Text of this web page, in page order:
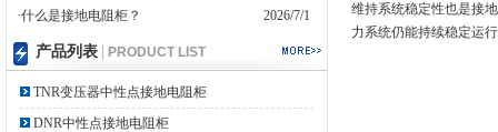
·什么是接地电阻柜？
2026/7/1
产品列表 PRODUCT LIST
TNR变压器中性点接地电阻柜
DNR中性点接地电阻柜
维持系统稳定性也是接
力系统仍能持续稳定运